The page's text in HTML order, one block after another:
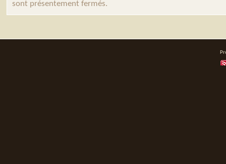
sont présentement fermés.